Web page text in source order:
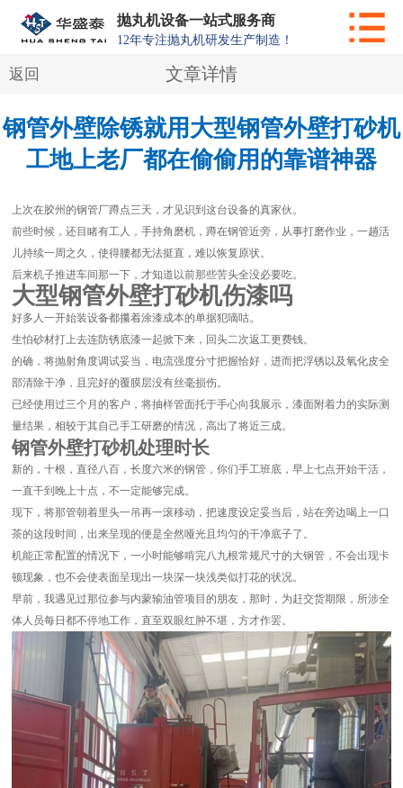
抛丸机设备一站式服务商
12年专注抛丸机研发生产制造！
文章详情
返回
钢管外壁除锈就用大型钢管外壁打砂机
工地上老厂都在偷偷用的靠谱神器
上次在胶州的钢管厂蹲点三天，才见识到这台设备的真家伙。
前些时候，还目睹有工人，手持角磨机，蹲在钢管近旁，从事打磨作业，一趟活
儿持续一周之久，使得腰都无法挺直，难以恢复原状。
后来机子推进车间那一下，才知道以前那些苦头全没必要吃。
大型钢管外壁打砂机伤漆吗
好多人一开始装设备都攥着涂漆成本的单据犯嘀咕。
生怕砂材打上去连防锈底漆一起掀下来，回头二次返工更费钱。
的确，将抛射角度调试妥当，电流强度分寸把握恰好，进而把浮锈以及氧化皮全
部清除干净，且完好的覆膜层没有丝毫损伤。
已经使用过三个月的客户，将抽样管面托于手心向我展示，漆面附着力的实际测
量结果，相较于其自己手工研磨的情况，高出了将近三成。
钢管外壁打砂机处理时长
新的，十根，直径八百，长度六米的钢管，你们手工班底，早上七点开始干活，
一直干到晚上十点，不一定能够完成。
现下，将那管朝着里头一吊再一滚移动，把速度设定妥当后，站在旁边喝上一口
茶的这段时间，出来呈现的便是全然哑光且均匀的干净底子了。
机能正常配置的情况下，一小时能够啃完八九根常规尺寸的大钢管，不会出现卡
顿现象，也不会使表面呈现出一块深一块浅类似打花的状况。
早前，我遇见过那位参与内蒙输油管项目的朋友，那时，为赶交货期限，所涉全
体人员每日都不停地工作，直至双眼红肿不堪，方才作罢。